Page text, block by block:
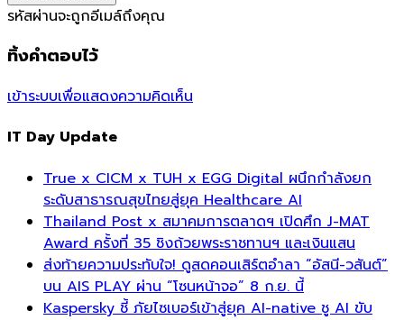
รหัสผ่านจะถูกอีเมล์ถึงคุณ
ทิ้งคำตอบไว้
เข้าระบบเพื่อแสดงความคิดเห็น
IT Day Update
True x CICM x TUH x EGG Digital ผนึกกำลังยก
ระดับสาธารณสุขไทยสู่ยุค Healthcare AI
Thailand Post x สมาคมการตลาดฯ เปิดศึก J-MAT
Award ครั้งที่ 35 ชิงถ้วยพระราชทานฯ และเงินแสน
ส่งท้ายความประทับใจ! ดูสดคอนเสิร์ตอำลา “อัสนี-วสันต์”
บน AIS PLAY ผ่าน “โซนหน้าจอ” 8 ก.ย. นี้
Kaspersky ชี้ ภัยไซเบอร์เข้าสู่ยุค AI-native ชู AI ขับ